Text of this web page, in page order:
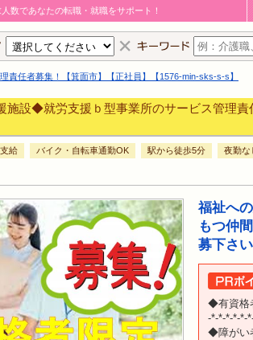
数であなたの転職・就職をサポート！
任者募集！【箕面市】【正社員】【1576-min-sks-s-s】
設◆就労支援ｂ型事業所のサービス管理責
給 バイク・自転車通勤OK 駅から徒歩5分 夜勤な
福祉へ
もつ仲
募下さ
◆有資格
-*-*-*-*-*-
◆障がい